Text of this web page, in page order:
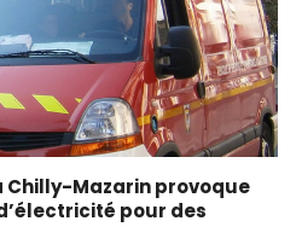
Chilly-Mazarin provoque
pour des